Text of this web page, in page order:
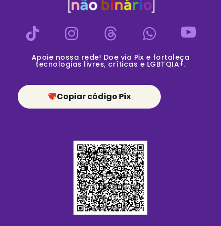
Apoie nossa rede! Doe via Pix e fortaleça
tecnologias livres, críticas e LGBTQIA+.
Copiar código Pix